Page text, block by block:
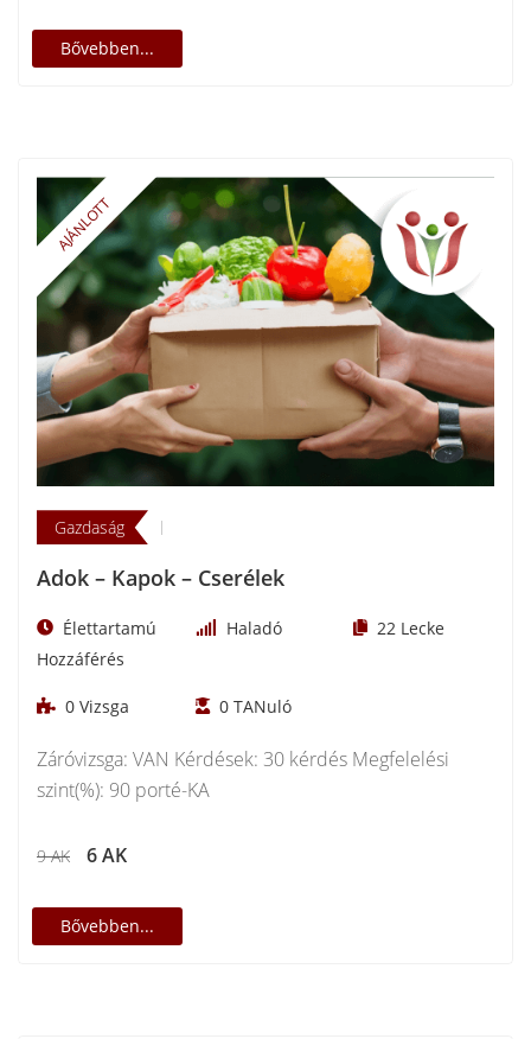
Bővebben...
Gazdaság
Adok – Kapok – Cserélek
Élettartamú
Hozzáférés
Haladó 22 Lecke
0 Vizsga 0TANuló
Záróvizsga: VAN Kérdések: 30 kérdés Megfelelési
szint(%): 90 porté-KA
9 AK 6 AK
Bővebben...